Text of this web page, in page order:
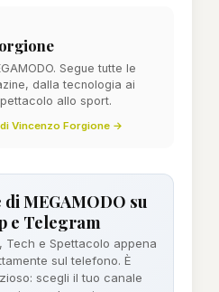
Segue tutte le
dalla tecnologia ai
allo sport.
Vincenzo Forgione →
MEGAMODO su
e Telegram
Tech e Spettacolo appena
sul telefono. È
scegli il tuo canale